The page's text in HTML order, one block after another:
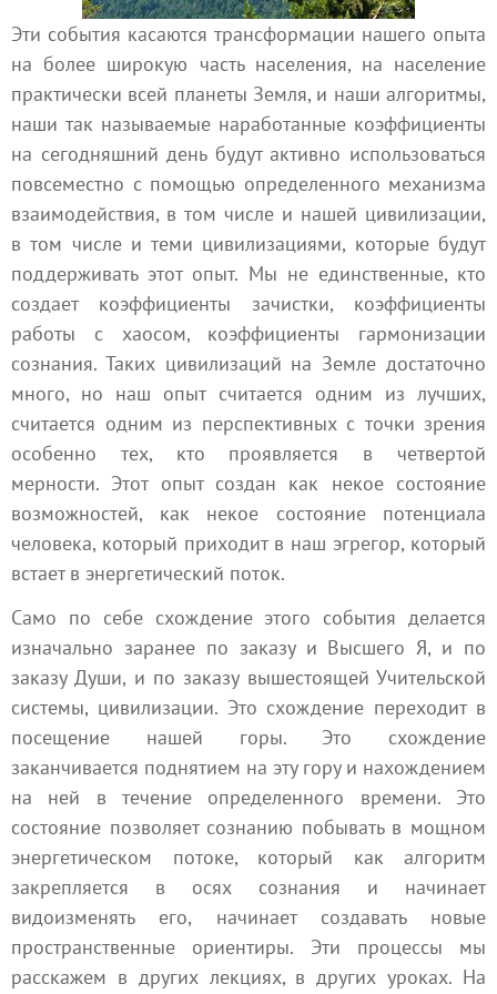
Эти события касаются трансформации нашего опыта
на более широкую часть населения, на население
практически всей планеты Земля, и наши алгоритмы,
наши так называемые наработанные коэффициенты
на сегодняшний день будут активно использоваться
повсеместно с помощью определенного механизма
взаимодействия, в том числе и нашей цивилизации,
в том числе и теми цивилизациями, которые будут
поддерживать этот опыт. Мы не единственные, кто
создает коэффициенты зачистки, коэффициенты
работы с хаосом, коэффициенты гармонизации
сознания. Таких цивилизаций на Земле достаточно
много, но наш опыт считается одним из лучших,
считается одним из перспективных с точки зрения
особенно тех, кто проявляется в четвертой
мерности. Этот опыт создан как некое состояние
возможностей, как некое состояние потенциала
человека, который приходит в наш эгрегор, который
встает в энергетический поток.
Само по себе схождение этого события делается
изначально заранее по заказу и Высшего Я, и по
заказуДуши, и по заказу вышестоящейУчительской
системы, цивилизации. Это схождение переходит в
посещение нашей горы. Это схождение
заканчивается поднятием на эту гору и нахождением
на ней в течение определенного времени. Это
состояние позволяет сознанию побывать в мощном
энергетическом потоке, который как алгоритм
закрепляется в осях сознания и начинает
видоизменять его, начинает создавать новые
пространственные ориентиры. Эти процессы мы
расскажем в других лекциях, в других уроках. На